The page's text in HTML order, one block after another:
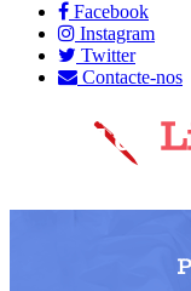
Facebook
Instagram
Twitter
Contacte-nos